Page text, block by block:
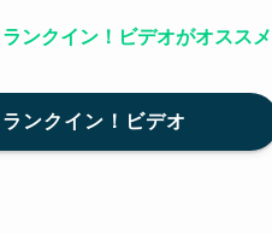
ンクイン！ビデオがオススメ
ンクイン！ビデオ